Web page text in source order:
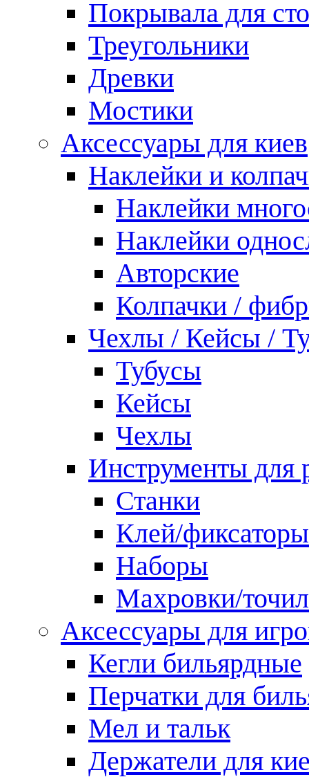
Покрывала для
Треугольники
Древки
Мостики
Аксессуары для киев
Наклейки и
Наклейки
Наклейки
Авторские
Колпачки /
Чехлы / Кейсы /
Тубусы
Кейсы
Чехлы
Инструменты для
Станки
Клей/фиксаторы
Наборы
Махровки/
Аксессуары для
Кегли бильярдные
Перчатки для
Мел и тальк
Держатели для